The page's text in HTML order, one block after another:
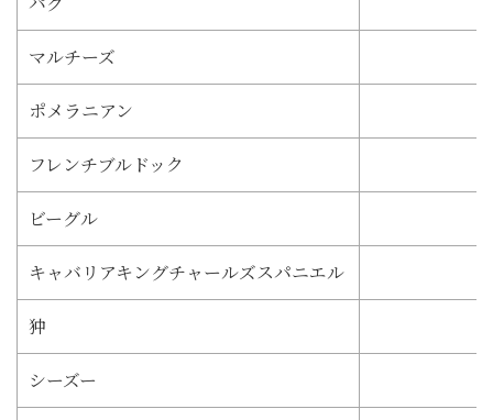
マルチーズ
ポメラニアン
フレンチブルドック
ビーグル
キャバリアキングチャールズスパニエル
狆
シーズー